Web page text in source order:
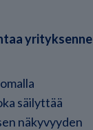
yrityksenne
säilyttää
näkyvyyden